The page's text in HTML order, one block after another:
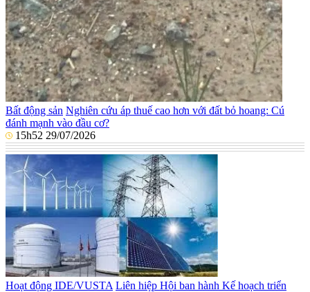
Bất động sản Nghiên cứu áp thuế cao hơn với đất bỏ hoang: Cú
đánh mạnh vào đầu cơ?
15h52 29/07/2026
Hoạt động IDE/VUSTA Liên hiệp Hội ban hành Kế hoạch triển